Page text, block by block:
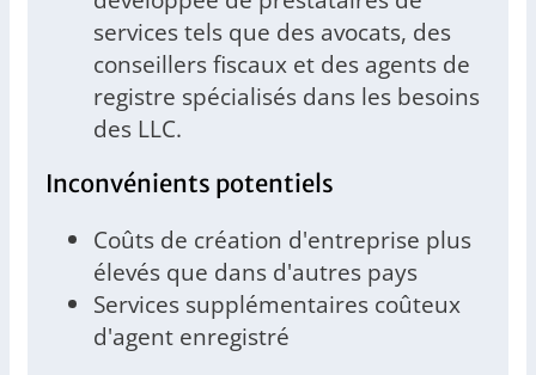
services tels que des avocats, des
conseillers fiscaux et des agents de
registre spécialisés dans les besoins
des LLC.
Inconvénients potentiels
Coûts de création d'entreprise plus
élevés que dans d'autres pays
Services supplémentaires coûteux
d'agent enregistré